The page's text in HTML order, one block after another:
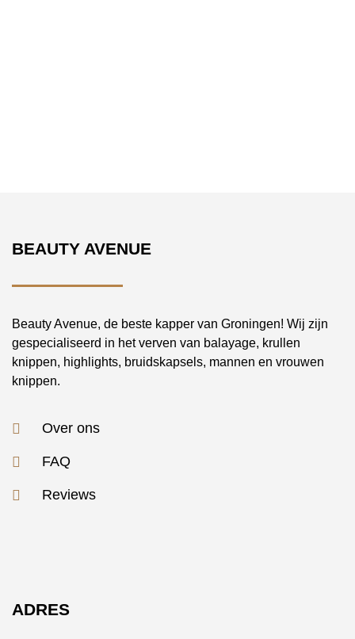
BEAUTY AVENUE
Beauty Avenue, de beste kapper van Groningen! Wij zijn
gespecialiseerd in het verven van balayage, krullen
knippen, highlights, bruidskapsels, mannen en vrouwen
knippen.
Over ons
FAQ
Reviews
ADRES